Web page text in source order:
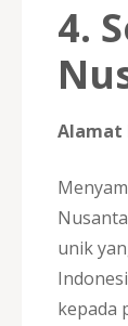
4.
Alamat
unik
kepada